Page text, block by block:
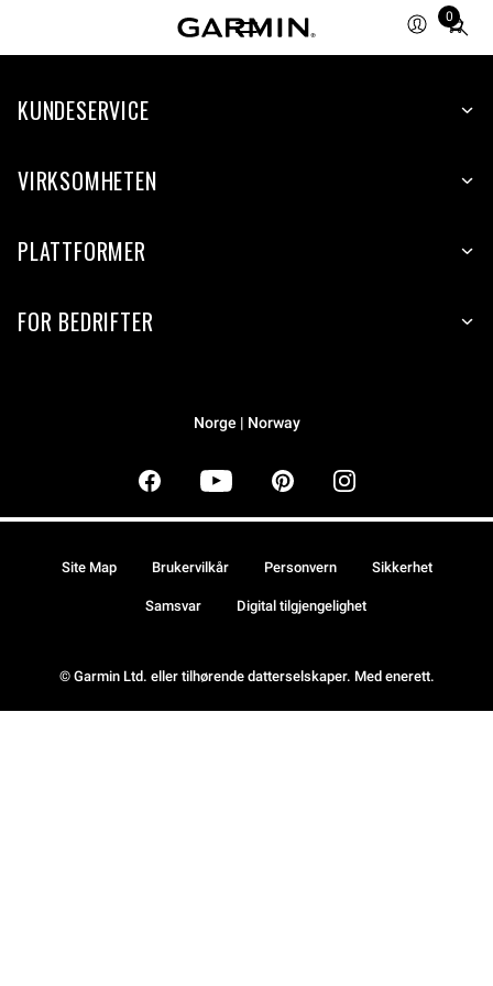
0
Total
items
cart:
KUNDESERVICE
VIRKSOMHETEN
PLATTFORMER
FOR BEDRIFTER
Norge | Norway
© Garmin Ltd. eller tilhørende datterselskaper. Med enerett.
Site Map Brukervilkår Personvern Sikkerhet
Samsvar Digital tilgjengelighet